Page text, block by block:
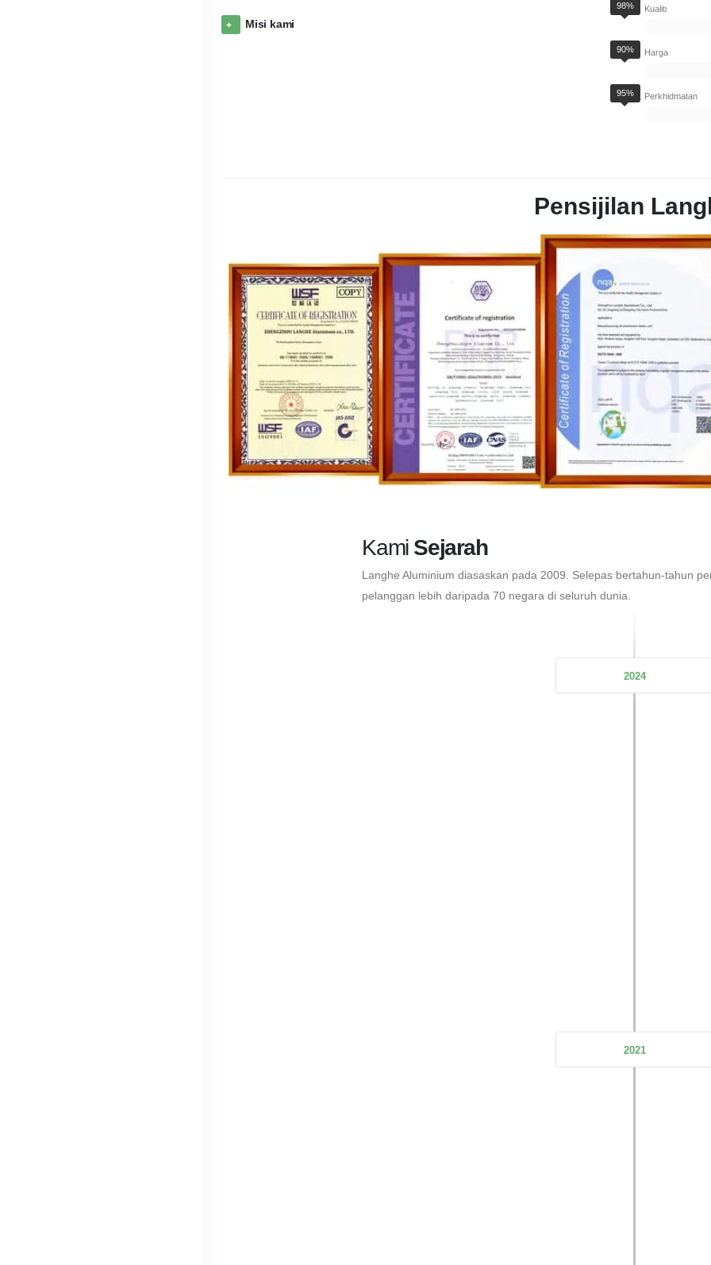
Misi kami
Kualiti
98%
Harga
90%
Perkhidmatan
95%
Pensijilan
Kami Sejarah
Langhe Aluminium diasaskan pada 2009. Selepas bertahun-tahun
pelanggan lebih daripada 70 negara di seluruh dunia.
2024
2021